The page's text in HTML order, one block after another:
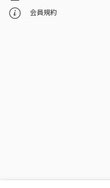
会員規約